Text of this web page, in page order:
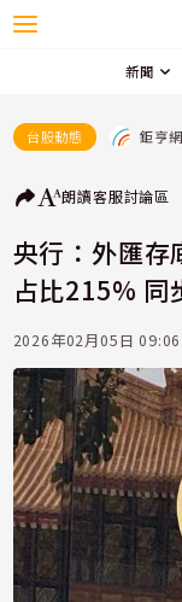
新聞
台股動態 鉅亨網
朗讀客服討論區
央行：外匯存
占比215% 同
2026年02月05日